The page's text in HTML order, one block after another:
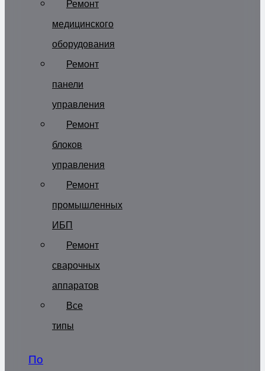
Ремонт
медицинского
оборудования
Ремонт
панели
управления
Ремонт
блоков
управления
Ремонт
промышленных
ИБП
Ремонт
сварочных
аппаратов
Все
типы
По